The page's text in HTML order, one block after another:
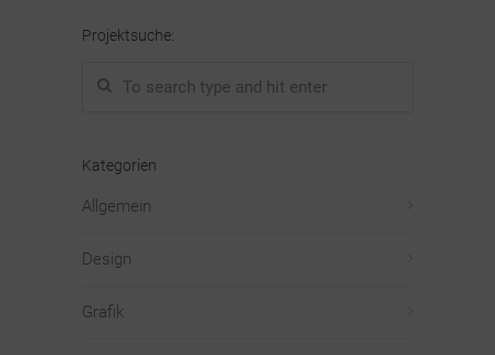
Projektsuche:
Kategorien
Allgemein
Design
Grafik